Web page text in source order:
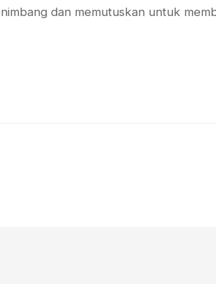
dan memutuskan untuk